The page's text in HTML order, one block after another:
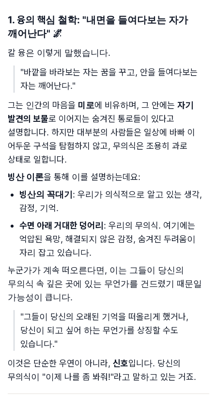
1. 융의 핵심 철학: "내면을 들여다보는 자가
깨어난다" 🌌
칼 융은 이렇게 말했습니다.
"바깥을 바라보는 자는 꿈을 꾸고, 안을 들여다보는
자는 깨어난다."
그는 인간의 마음을 미로에 비유하며, 그 안에는 자기
발견의 보물로 이어지는 숨겨진 통로들이 있다고
설명합니다. 하지만 대부분의 사람들은 일상에 바빠 이
어두운 구석을 탐험하지 않고, 무의식은 조용히 과로
상태로 일합니다.
빙산 이론을 통해 이를 설명하는데요:
빙산의 꼭대기 : 우리가 의식적으로 알고 있는 생각,
감정, 기억.
수면 아래 거대한 덩어리 : 우리의 무의식. 여기에는
억압된 욕망, 해결되지 않은 감정, 숨겨진 두려움이
자리 잡고 있습니다.
누군가가 계속 떠오른다면, 이는 그들이 당신의
무의식 속 깊은 곳에 있는 무언가를 건드렸기 때문일
가능성이 큽니다.
"그들이 당신의 오래된 기억을 떠올리게 했거나,
당신이 되고 싶어 하는 무언가를 상징할 수도
있습니다."
이것은 단순한 우연이 아니라, 신호입니다. 당신의
무의식이 "이제 나를 좀 봐줘!"라고 말하고 있는 거죠.